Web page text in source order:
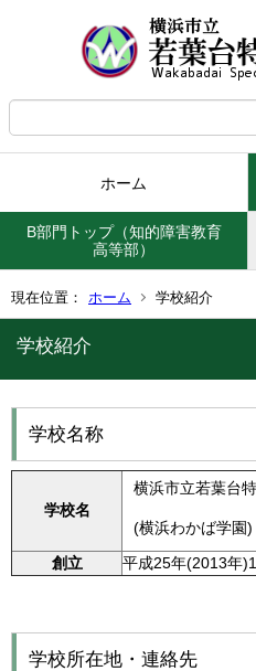
ホーム
B部門トップ（知的障害教育
高等部）
現在位置： ホーム 学校紹介
学校紹介
学校名称
学校名
横浜市立若葉台
(横浜わかば学園)
創立
平成25年(2013年
学校所在地・連絡先